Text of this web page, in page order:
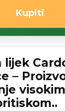
Kupiti
lijek
–
visokim